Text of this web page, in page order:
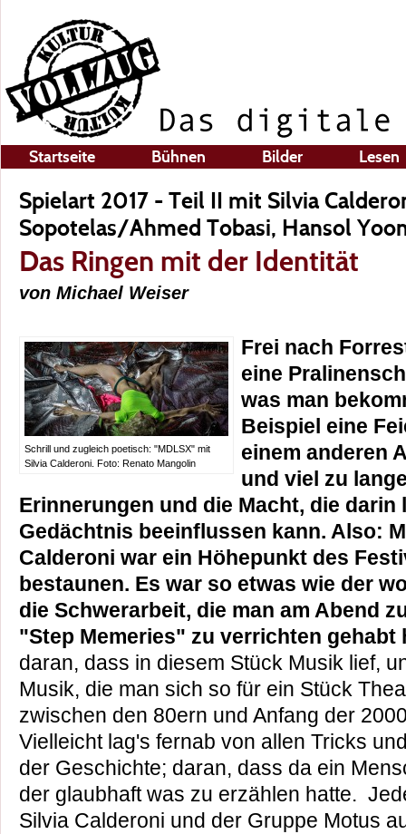
Startseite Bühnen Bilder Lesen
Spielart 2017 - Teil II mit Silvia
Sopotelas/Ahmed Tobasi, Hansol
Das Ringen mit der Identität
von Michael Weiser
Schrill und zugleich poetisch: "MDLSX" mit
Silvia Calderoni. Foto: Renato Mangolin
Frei nach
eine
was man
Beispiel eine
einem anderen
und viel zu
Erinnerungen und die Macht, die darin
Gedächtnis beeinflussen kann. Also:
Calderoni war ein Höhepunkt des
bestaunen. Es war so etwas wie der
die Schwerarbeit, die man am Abend
"Step Memeries" zu verrichten gehabt
daran, dass in diesem Stück Musik lief,
Musik, die man sich so für ein Stück
zwischen den 80ern und Anfang der
Vielleicht lag's fernab von allen Tricks
der Geschichte; daran, dass da ein
der glaubhaft was zu erzählen hatte.
Silvia Calderoni und der Gruppe Motus